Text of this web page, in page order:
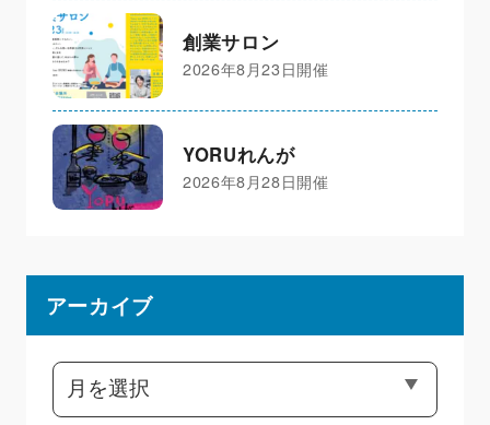
創業サロン
2026年8月23日開催
YORUれんが
2026年8月28日開催
アーカイブ